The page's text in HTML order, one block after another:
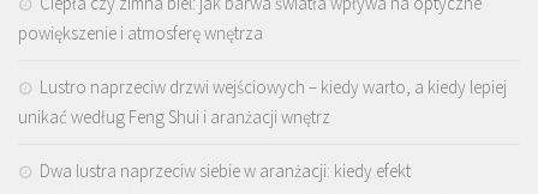
powiększenie i atmosferę wnętrza
Lustro naprzeciw drzwi wejściowych – kiedy warto, a kiedy lepiej
unikać według Feng Shui i aranżacji wnętrz
Dwa lustra naprzeciw siebie w aranżacji: kiedy efekt